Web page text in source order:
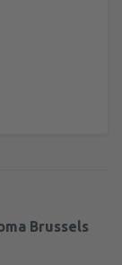
Brussels